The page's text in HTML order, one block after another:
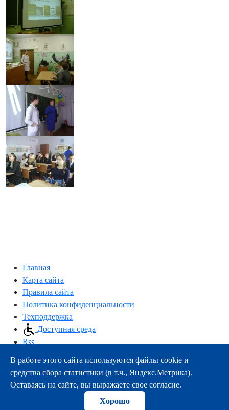
Главная
Карта сайта
Правила сайта
Политика конфиденциальности
Техподдержка
Доступная среда
Rss
163000, г.Архангельск, пр-т Троицкий, 51
тел.:+7 (8182) 21-11-63
e-mail:info@nsmu.ru
© ФГБОУ ВО СГМУ (г. Архангельск) Минздрава России
В работе этого сайта используются файлы cookie и
средства сбора статистики (в т.ч., Яндекс.Метрика).
Оставаясь на сайте, вы выражаете свое согласие.
Хорошо